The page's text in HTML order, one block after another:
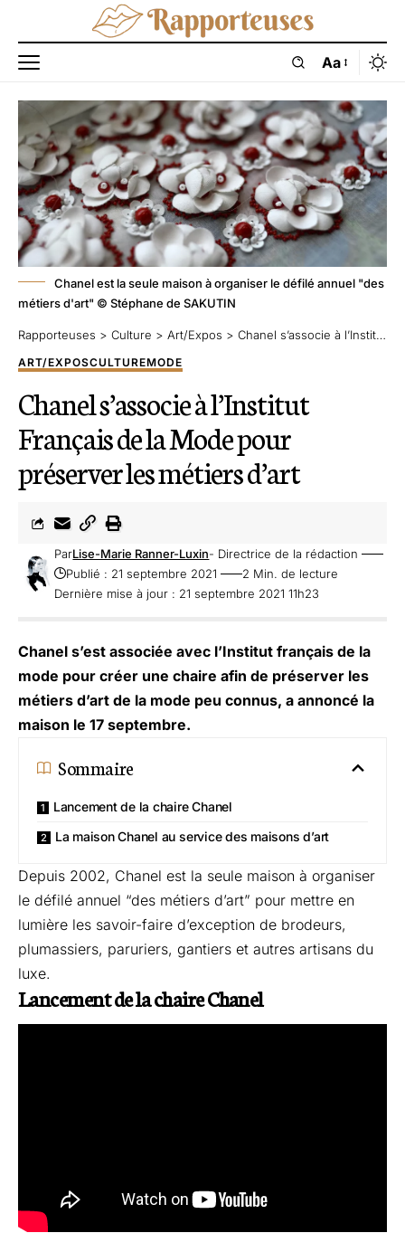
Aa
Chanel est la seule maison à organiser le défilé annuel "des
métiers d'art" © Stéphane de SAKUTIN
Rapporteuses > Culture > Art/Expos > Chanel s’associe à l’Institut Français de la Mode pour préserver les métiers d’art
ART/EXPOSCULTUREMODE
Chanel s’associe à l’Institut
Français de la Mode pour
préserver les métiers d’art
Dernière mise à jour : 21 septembre 2021 11h23
ParLise-Marie Ranner-Luxin- Directrice de la rédaction
Publié : 21 septembre 2021
2 Min. de lecture
Chanel s’est associée avec l’Institut français de la
mode pour créer une chaire afin de préserver les
métiers d’art de la mode peu connus, a annoncé la
maison le 17 septembre.
Sommaire
Lancement de la chaire Chanel
La maison Chanel au service des maisons d’art
Depuis 2002, Chanel est la seule maison à organiser
le défilé annuel “des métiers d’art” pour mettre en
lumière les savoir-faire d’exception de brodeurs,
plumassiers, paruriers, gantiers et autres artisans du
luxe.
Lancement de la chaire Chanel